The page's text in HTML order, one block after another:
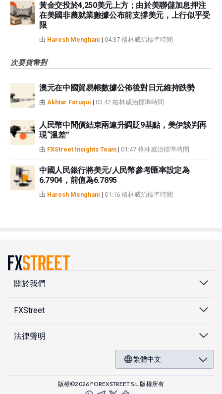
黃金交投於4,250美元上方；由於美聯儲加息押注
在美國非農就業數據公布前支撐美元，上行似乎受
限
由 Haresh Menghani | 04:37 格林威治標準時間
次要貨幣對
澳元在中國貿易帳數據公佈後對日元維持跌勢
由 Akhtar Faruqui | 03:42 格林威治標準時間
人民幣中間價結束兩連升調貶9基點，美伊談判再
現“溫差”
由 FXStreet Insights Team | 01:47 格林威治標準時間
中國人民銀行將美元/人民幣參考匯率設定為
6.7904，前值為6.7895
由 Haresh Menghani | 01:16 格林威治標準時間
關於我們
FXStreet
法律聲明
繁體中文
版權©2026 FOREXSTREET S.L.版權所有